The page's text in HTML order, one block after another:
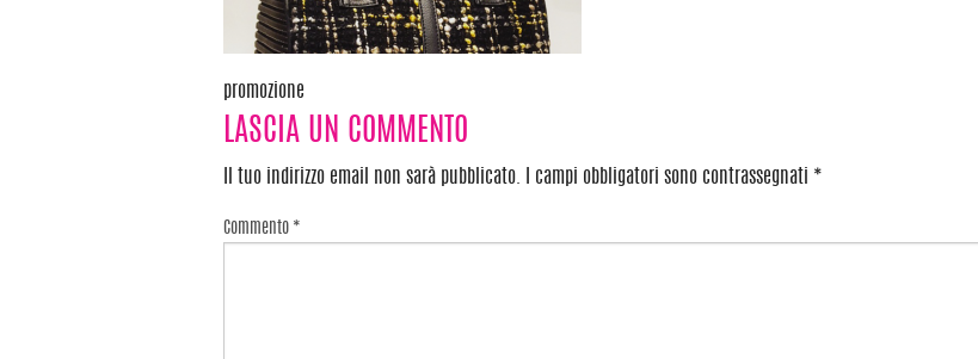
Navigazione
articoli
promozione
LASCIA UN COMMENTO
Il tuo indirizzo email non sarà pubblicato. I campi obbligatori sono contrassegnati *
Commento *